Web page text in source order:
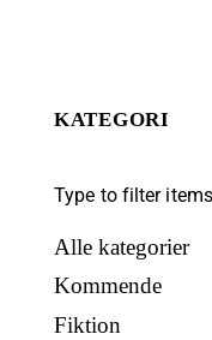
KATEGORI
Alle kategorier
Kommende
Fiktion